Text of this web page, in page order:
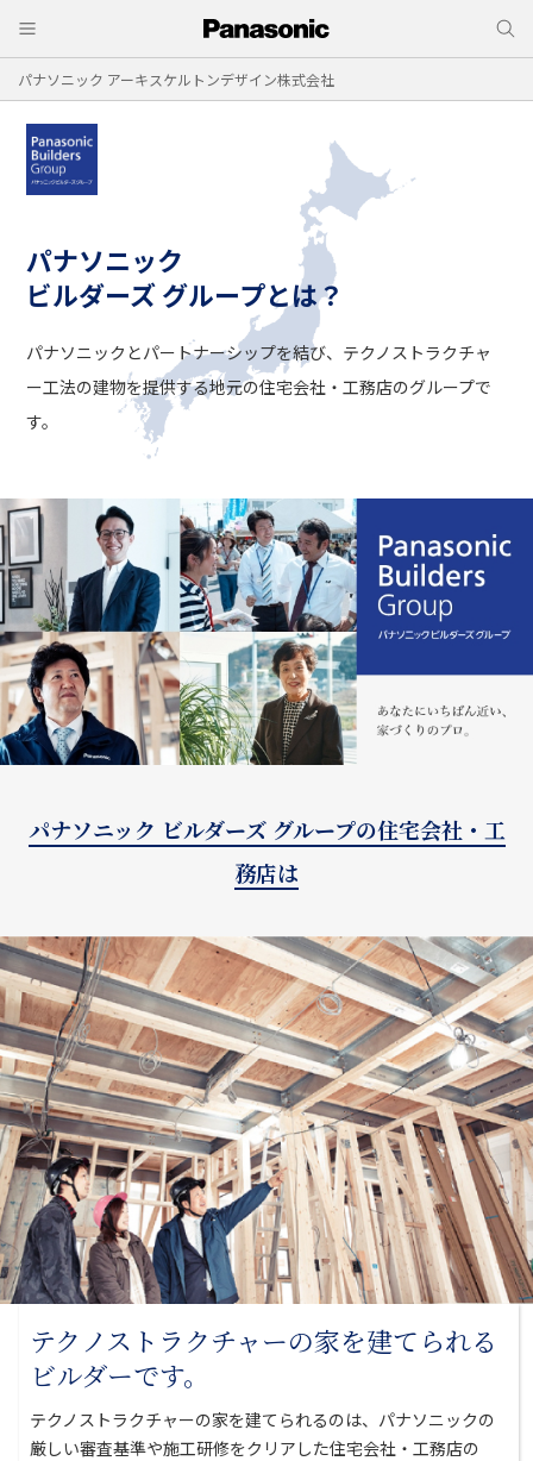
パナソニック アーキスケルトンデザイン株式会社
パナソニック
ビルダーズ グループとは？
パナソニックとパートナーシップを結び、 テクノストラクチャ
ー工法の建物を提供する地元の住宅会社・工務店のグループで
す。
パナソニック ビルダーズ グループの住宅会社・工
務店は
テクノストラクチャーの家を建てられる
ビルダーです。
テクノストラクチャーの家を建てられるのは、パナソニックの
厳しい審査基準や施工研修をクリアした住宅会社・工務店の